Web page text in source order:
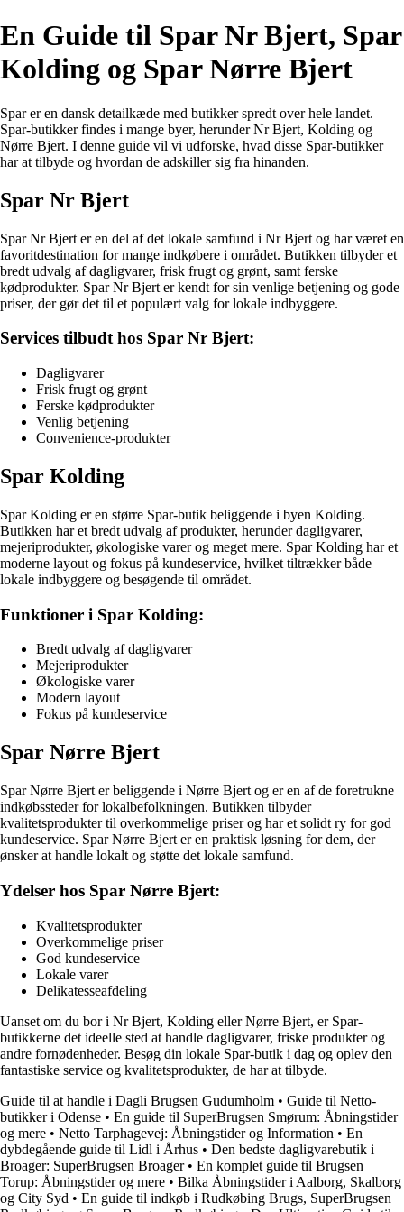
En Guide til Spar Nr Bjert, Spar
Kolding og Spar Nørre Bjert
Spar er en dansk detailkæde med butikker spredt over hele landet.
Spar-butikker findes i mange byer, herunder Nr Bjert, Kolding og
Nørre Bjert. I denne guide vil vi udforske, hvad disse Spar-butikker
har at tilbyde og hvordan de adskiller sig fra hinanden.
Spar Nr Bjert
Spar Nr Bjert er en del af det lokale samfund i Nr Bjert og har været en
favoritdestination for mange indkøbere i området. Butikken tilbyder et
bredt udvalg af dagligvarer, frisk frugt og grønt, samt ferske
kødprodukter. Spar Nr Bjert er kendt for sin venlige betjening og gode
priser, der gør det til et populært valg for lokale indbyggere.
Services tilbudt hos Spar Nr Bjert:
Dagligvarer
Frisk frugt og grønt
Ferske kødprodukter
Venlig betjening
Convenience-produkter
Spar Kolding
Spar Kolding er en større Spar-butik beliggende i byen Kolding.
Butikken har et bredt udvalg af produkter, herunder dagligvarer,
mejeriprodukter, økologiske varer og meget mere. Spar Kolding har et
moderne layout og fokus på kundeservice, hvilket tiltrækker både
lokale indbyggere og besøgende til området.
Funktioner i Spar Kolding:
Bredt udvalg af dagligvarer
Mejeriprodukter
Økologiske varer
Modern layout
Fokus på kundeservice
Spar Nørre Bjert
Spar Nørre Bjert er beliggende i Nørre Bjert og er en af de foretrukne
indkøbssteder for lokalbefolkningen. Butikken tilbyder
kvalitetsprodukter til overkommelige priser og har et solidt ry for god
kundeservice. Spar Nørre Bjert er en praktisk løsning for dem, der
ønsker at handle lokalt og støtte det lokale samfund.
Ydelser hos Spar Nørre Bjert:
Kvalitetsprodukter
Overkommelige priser
God kundeservice
Lokale varer
Delikatesseafdeling
Uanset om du bor i Nr Bjert, Kolding eller Nørre Bjert, er Spar-
butikkerne det ideelle sted at handle dagligvarer, friske produkter og
andre fornødenheder. Besøg din lokale Spar-butik i dag og oplev den
fantastiske service og kvalitetsprodukter, de har at tilbyde.
Guide til at handle i Dagli Brugsen Gudumholm • Guide til Netto-
butikker i Odense • En guide til SuperBrugsen Smørum: Åbningstider
og mere • Netto Tarphagevej: Åbningstider og Information • En
dybdegående guide til Lidl i Århus • Den bedste dagligvarebutik i
Broager: SuperBrugsen Broager• En komplet guide til Brugsen
Torup: Åbningstider og mere • Bilka Åbningstider i Aalborg, Skalborg
og City Syd • En guide til indkøb i Rudkøbing Brugs, SuperBrugsen